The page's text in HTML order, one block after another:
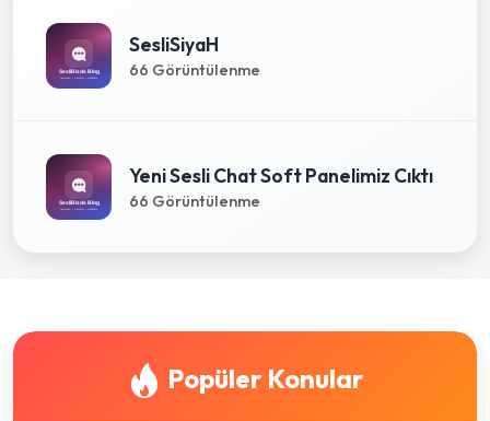
SesliSiyaH
66 Görüntülenme
Yeni Sesli Chat Soft Panelimiz Cıktı
66 Görüntülenme
Popüler Konular